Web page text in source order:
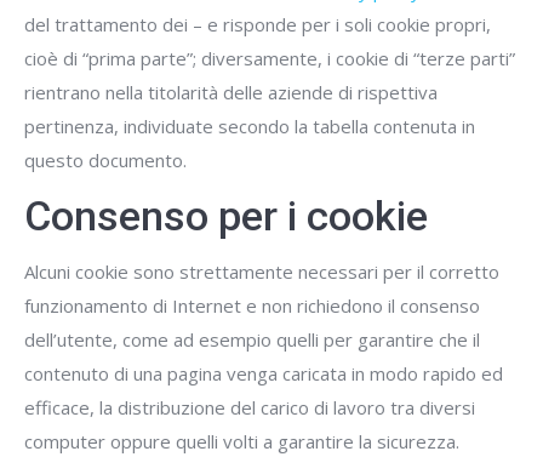
del trattamento dei – e risponde per i soli cookie propri,
cioè di “prima parte”; diversamente, i cookie di “terze parti”
rientrano nella titolarità delle aziende di rispettiva
pertinenza, individuate secondo la tabella contenuta in
questo documento.
Consenso per i cookie
Alcuni cookie sono strettamente necessari per il corretto
funzionamento di Internet e non richiedono il consenso
dell’utente, come ad esempio quelli per garantire che il
contenuto di una pagina venga caricata in modo rapido ed
efficace, la distribuzione del carico di lavoro tra diversi
computer oppure quelli volti a garantire la sicurezza.